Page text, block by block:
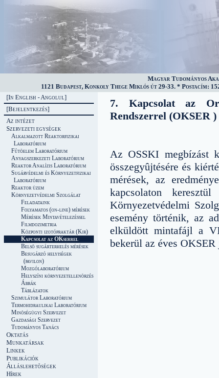
Magyar Tudományos
1121 Budapest, Konkoly Thege Miklós út 29-33. * Postacím:
[In English - Angolul]
[Bejelentkezés]
Az intézet
Szervezeti egységek
Alkalmazott Reaktorfizikai
Laboratórium
Fûtõelem Laboratórium
Anyagszerkezeti Laboratórium
Reaktor Analízis Laboratórium
Sugárvédelmi és Környezetfizikai
Laboratórium
Reaktor üzem
Környezetvédelmi Szolgálat
Feladataink
Folyamatos (on-line) mérések
Mérések Mintavételezéssel
Filmdozimetria
Központi izotópraktár (Kir)
Kapcsolat az OKserrel
Belsõ sugárterhelés mérések
Besugárzó helyiségek
(pavilon)
Mozgólaboratórium
Helyszíni környezetellenõrzés
Ábrák
Táblázatok
Szimulátor Laboratórium
Termohidraulikai Laboratórium
Minõségügyi Szervezet
Gazdasági Szervezet
Tudományos Tanács
Oktatás
Munkatársak
Linkek
Publikációk
Álláslehetõségek
Hírek
7. Kapcsolat az
Rendszerrel (OKSER )
Az OSSKI megbízást
összegyûjtésére és
mérések, az
kapcsolaton
Környezetvédelmi
esemény történik, az
elküldött mintafájl a
bekerül az éves OKSER